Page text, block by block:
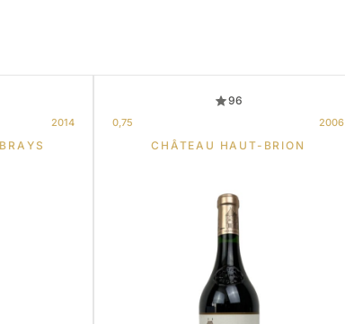
2014
96
0,75 2006
CHÂTEAU HAUT-BRION